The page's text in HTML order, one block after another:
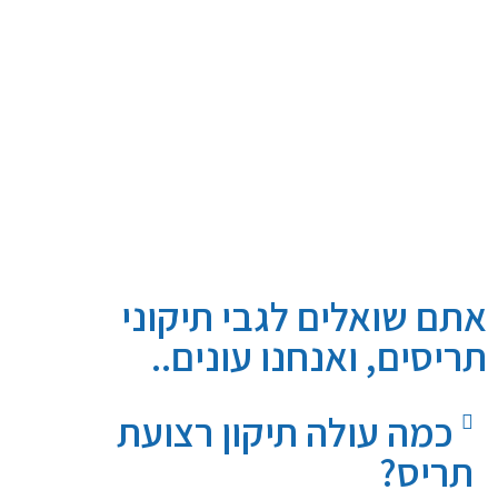
אתם שואלים לגבי תיקוני
תריסים, ואנחנו עונים..
כמה עולה תיקון רצועת
תריס?